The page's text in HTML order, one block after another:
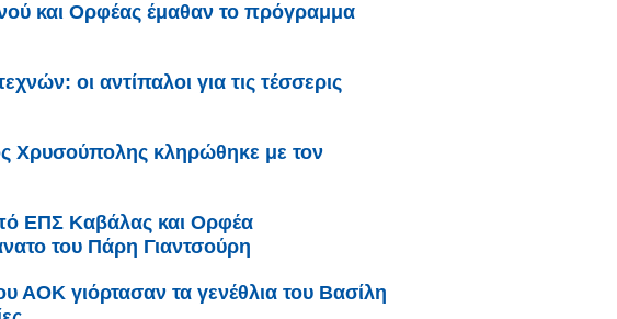
και Ορφέας έμαθαν το πρόγραμμα
οι αντίπαλοι για τις τέσσερις
Χρυσούπολης κληρώθηκε με τον
ΕΠΣ Καβάλας και Ορφέα
του Πάρη Γιαντσούρη
ΑΟΚ γιόρτασαν τα γενέθλια του Βασίλη